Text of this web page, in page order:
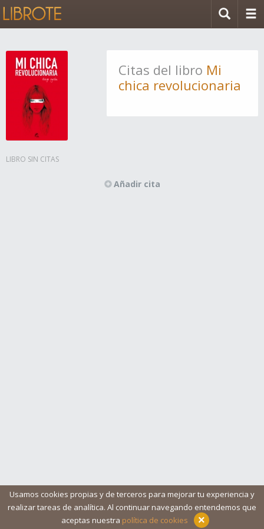
Usamos cookies propias y de terceros para mejorar tu experiencia y
realizar tareas de analítica. Al continuar navegando entendemos que
aceptas nuestra política de cookies ×
Citas del libro Mi
chica revolucionaria
LIBRO SIN CITAS
Añadir cita
Aviso legal